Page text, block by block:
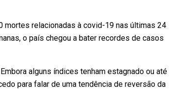
mortes relacionadas à covid-19 nas últimas 24
o país chegou a bater recordes de casos
alguns índices tenham estagnado ou até
para falar de uma tendência de reversão da